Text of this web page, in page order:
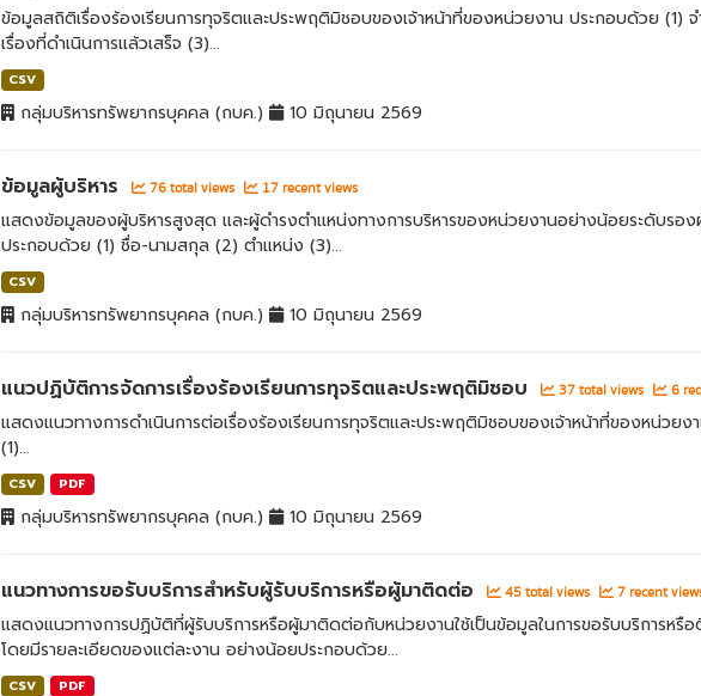
ข้อมูลสถิติเรื่องร้องเรียนการทุจริตและประพฤติมิชอบของเจ้าหน้าที่ของหน่วยงาน ประกอบด้วย (1)
เรื่องที่ดำเนินการแล้วเสร็จ (3)...
CSV
กลุ่มบริหารทรัพยากรบุคคล (กบค.) 10 มิถุนายน 2569
ข้อมูลผู้บริหาร 76 total views 17 recent views
แสดงข้อมูลของผู้บริหารสูงสุด และผู้ดำรงตำแหน่งทางการบริหารของหน่วยงานอย่างน้อยระดับรอ
ประกอบด้วย (1) ชื่อ-นามสกุล (2) ตำแหน่ง (3)...
CSV
กลุ่มบริหารทรัพยากรบุคคล (กบค.) 10 มิถุนายน 2569
แนวปฏิบัติการจัดการเรื่องร้องเรียนการทุจริตและประพฤติมิชอบ 37 total views 6
แสดงแนวทางการดำเนินการต่อเรื่องร้องเรียนการทุจริตและประพฤติมิชอบของเจ้าหน้าที่ของหน่วย
(1)...
CSV PDF
กลุ่มบริหารทรัพยากรบุคคล (กบค.) 10 มิถุนายน 2569
แนวทางการขอรับบริการสำหรับผู้รับบริการหรือผู้มาติดต่อ 45 total views 7 recent
แสดงแนวทางการปฏิบัติที่ผู้รับบริการหรือผู้มาติดต่อกับหน่วยงานใช้เป็นข้อมูลในการขอรับบริการห
โดยมีรายละเอียดของแต่ละงาน อย่างน้อยประกอบด้วย...
CSV PDF